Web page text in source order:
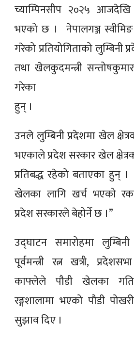
च्याम्पिनसीप २०२५
भएको छ । नेपालगञ्ज
गरेको प्रतियोगिताको लुम्बिनी
तथा खेलकुदमन्त्री
गरेका
हुन् ।
उनले लुम्बिनी प्रदेशमा खेल
भएकाले प्रदेश सरकार खेल
प्रतिबद्ध रहेको बताएका हुन्
खेलका लागि खर्च भएको
प्रदेश सरकारले बेहोर्ने छ ।”
उद्घाटन समारोहमा
पूर्वमन्त्री रत्न खत्री,
काफ्लेले पौडी खेलका
रङ्गशालामा भएको पौडी
सुझाव दिए ।